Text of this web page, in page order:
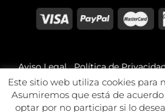
Aviso Legal Política de
© 2026 Óptica Bajo Aragón.
reservados.
Este sitio web utiliza cookies para
Asumiremos que está de
optar por no participar si lo